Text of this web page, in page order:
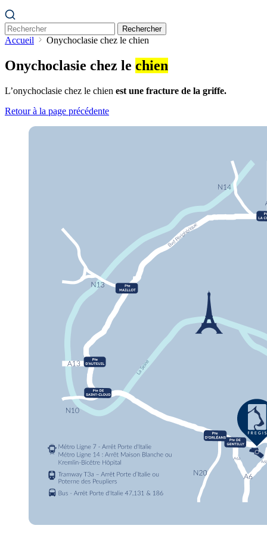
Rechercher
Accueil Onychoclasie chez le chien
Onychoclasie chez le chien
L’onychoclasie chez le chien est une fracture de la griffe.
Retour à la page précédente